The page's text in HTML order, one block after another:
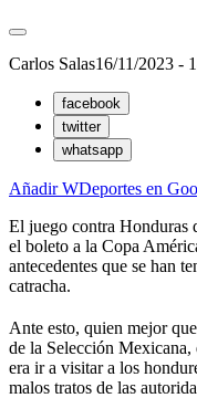
Carlos Salas16/11/2023 -
facebook
twitter
whatsapp
Añadir WDeportes en
El juego contra Honduras
el boleto a la Copa
antecedentes que se han
catracha.
Ante esto, quien mejor
de la Selección
era ir a visitar a los
malos tratos de las